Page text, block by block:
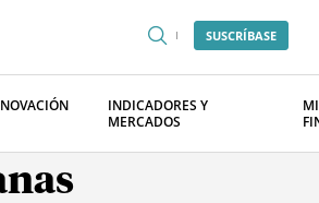
SUSCRÍBASE
INDICADORES Y
MERCADOS